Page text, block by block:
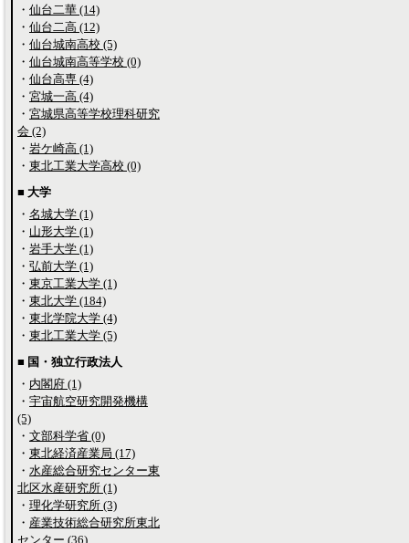
・ 仙台二華 (14)
・ 仙台二高 (12)
・ 仙台城南高校 (5)
・ 仙台城南高等学校 (0)
・ 仙台高専 (4)
・ 宮城一高 (4)
・ 宮城県高等学校理科研究
会 (2)
・ 岩ケ崎高 (1)
・ 東北工業大学高校 (0)
■ 大学
・ 名城大学 (1)
・ 山形大学 (1)
・ 岩手大学 (1)
・ 弘前大学 (1)
・ 東京工業大学 (1)
・ 東北大学 (184)
・ 東北学院大学 (4)
・ 東北工業大学 (5)
■ 国・独立行政法人
・ 内閣府 (1)
・ 宇宙航空研究開発機構
(5)
・ 文部科学省 (0)
・ 東北経済産業局 (17)
・ 水産総合研究センター東
北区水産研究所 (1)
・ 理化学研究所 (3)
・ 産業技術総合研究所東北
センター (36)